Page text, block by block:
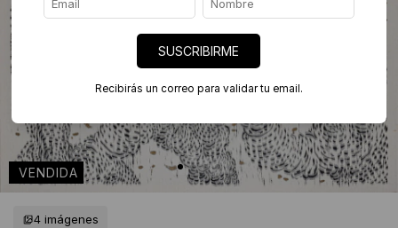
4 imágenes
SUSCRIBIRME
Recibirás un correo para validar tu email.